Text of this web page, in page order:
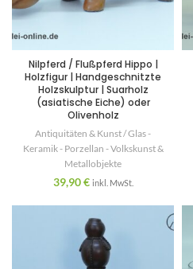
Nilpferd / Flußpferd Hippo |
Holzfigur | Handgeschnitzte
Holzskulptur | Suarholz
(asiatische Eiche) oder
Olivenholz
Antiquitäten & Kunst / Glas -
Keramik - Porzellan - Volkskunst &
Metallobjekte
39,90€ inkl. MwSt.